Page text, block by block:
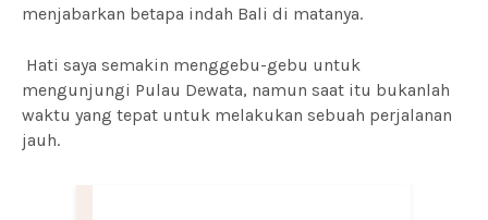
menjabarkan betapa indah Bali di matanya.
Hati saya semakin menggebu-gebu untuk
mengunjungi Pulau Dewata, namun saat itu bukanlah
waktu yang tepat untuk melakukan sebuah perjalanan
jauh.